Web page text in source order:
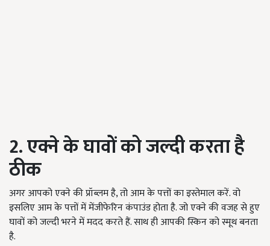
2. एक्ने के घावों को जल्दी करता है
ठीक
अगर आपको एक्ने की प्रॉब्लम है, तो आम के पत्तों का इस्तेमाल करें. वो
इसलिए आम के पत्तों में मेंजीफेरिन कंपाउंड होता है. जो एक्ने की वजह से हुए
घावों को जल्दी भरने में मदद करते हैं. साथ ही आपकी स्किन को स्मूथ बनता
है.